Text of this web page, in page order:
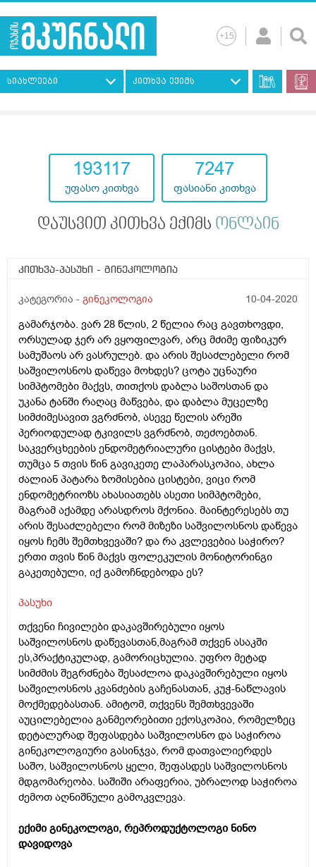
სიახლეები კითხვა ექიმს
193117
უფასო კითხვა
7247
ფასიანი კითხვა
დაუსვით კითხვა ექიმს ონლაინ
კითხვა-პასუხი - გინეკოლოგია
კატეგორია - გინეკოლოგია 10-04-2020
გამარჯობა. ვარ 28 წლის, 2 წელია რაც გავთხოვდი,
ორსულად ჯერ არ ვყოფილვარ, არც მძიმე ფიზიკურ
სამუშაოს არ ვასრულებ. და არის შესაძლებელი რომ
საშვილოსნოს დაწევა მოხდეს? ცოტა უცნაური
სიმპტომები მაქვს, თითქოს დაბლა საშოსთან და
უკანა ტანში რაღაც მაწვება, და დაბლა მუცელზე
სიმძიმესავით ვგრძნობ, ასევე წელის არეში
პერიოდულად ტკივილს ვგრძნობ, თეძოებთან.
საკვერცხეების ენდომეტრიალური ცისტები მაქვს,
თუმცა 5 თვის წინ გავიკეთე ლაპარასკოპია, ახლა
ძალიან პატარა ზომისებია ცისტები, ვიცი რომ
ენდომეტრიოზს ახასიათებს ასეთი სიმპტომები,
მაგრამ აქამდე არასდროს მქონია. მაინტერესებს თუ
არის შესაძლებელი რომ მიზეზი საშვილოსნოს დაწევა
იყოს ჩემს შემთხვევაში? და რა კვლევებია საჭირო?
ერთი თვის წინ მაქვს ფოლეკულის მონიტორინგი
გაკეთებული, იქ გამოჩნდებოდა ეს?
პასუხი
თქვენი ჩივილები დაკავშირებული იყოს
საშვილოსნოს დაწევასთან,მაგრამ თქვენ ასაკში
ეს,პრაქტიკულად, გამორიცხულია. უფრო მეტად
სიმძმის შეგრძნება შესაძლოა დაკავშირებული იყოს
საშვილოსნოს კვანძების გაჩენასთან, კუჭ-ნაწლავის
მოქმედებასთან. ამიტომ, თქვენს შემთხვევაში
აუცილებელია განმეორებითი ექოსკოპია, რომელზეც
დეტალურად შეფასდება საშვილოსნო და საჭიროა
გინეკოლოგიური გასინჯვა, რომ დათვალიერდეს
საშო, საშვილოსნოს ყელი, შეფასდეს საშვილოსნოს
მდგომარეობა. საშიში არაფერია, უბრალოდ საჭიროა
ძემოთ აღნიშნული გამოკვლევა.
ექიმი გინეკოლოგი, რეპროდუქტოლოგი ნინო
დავიდოვა